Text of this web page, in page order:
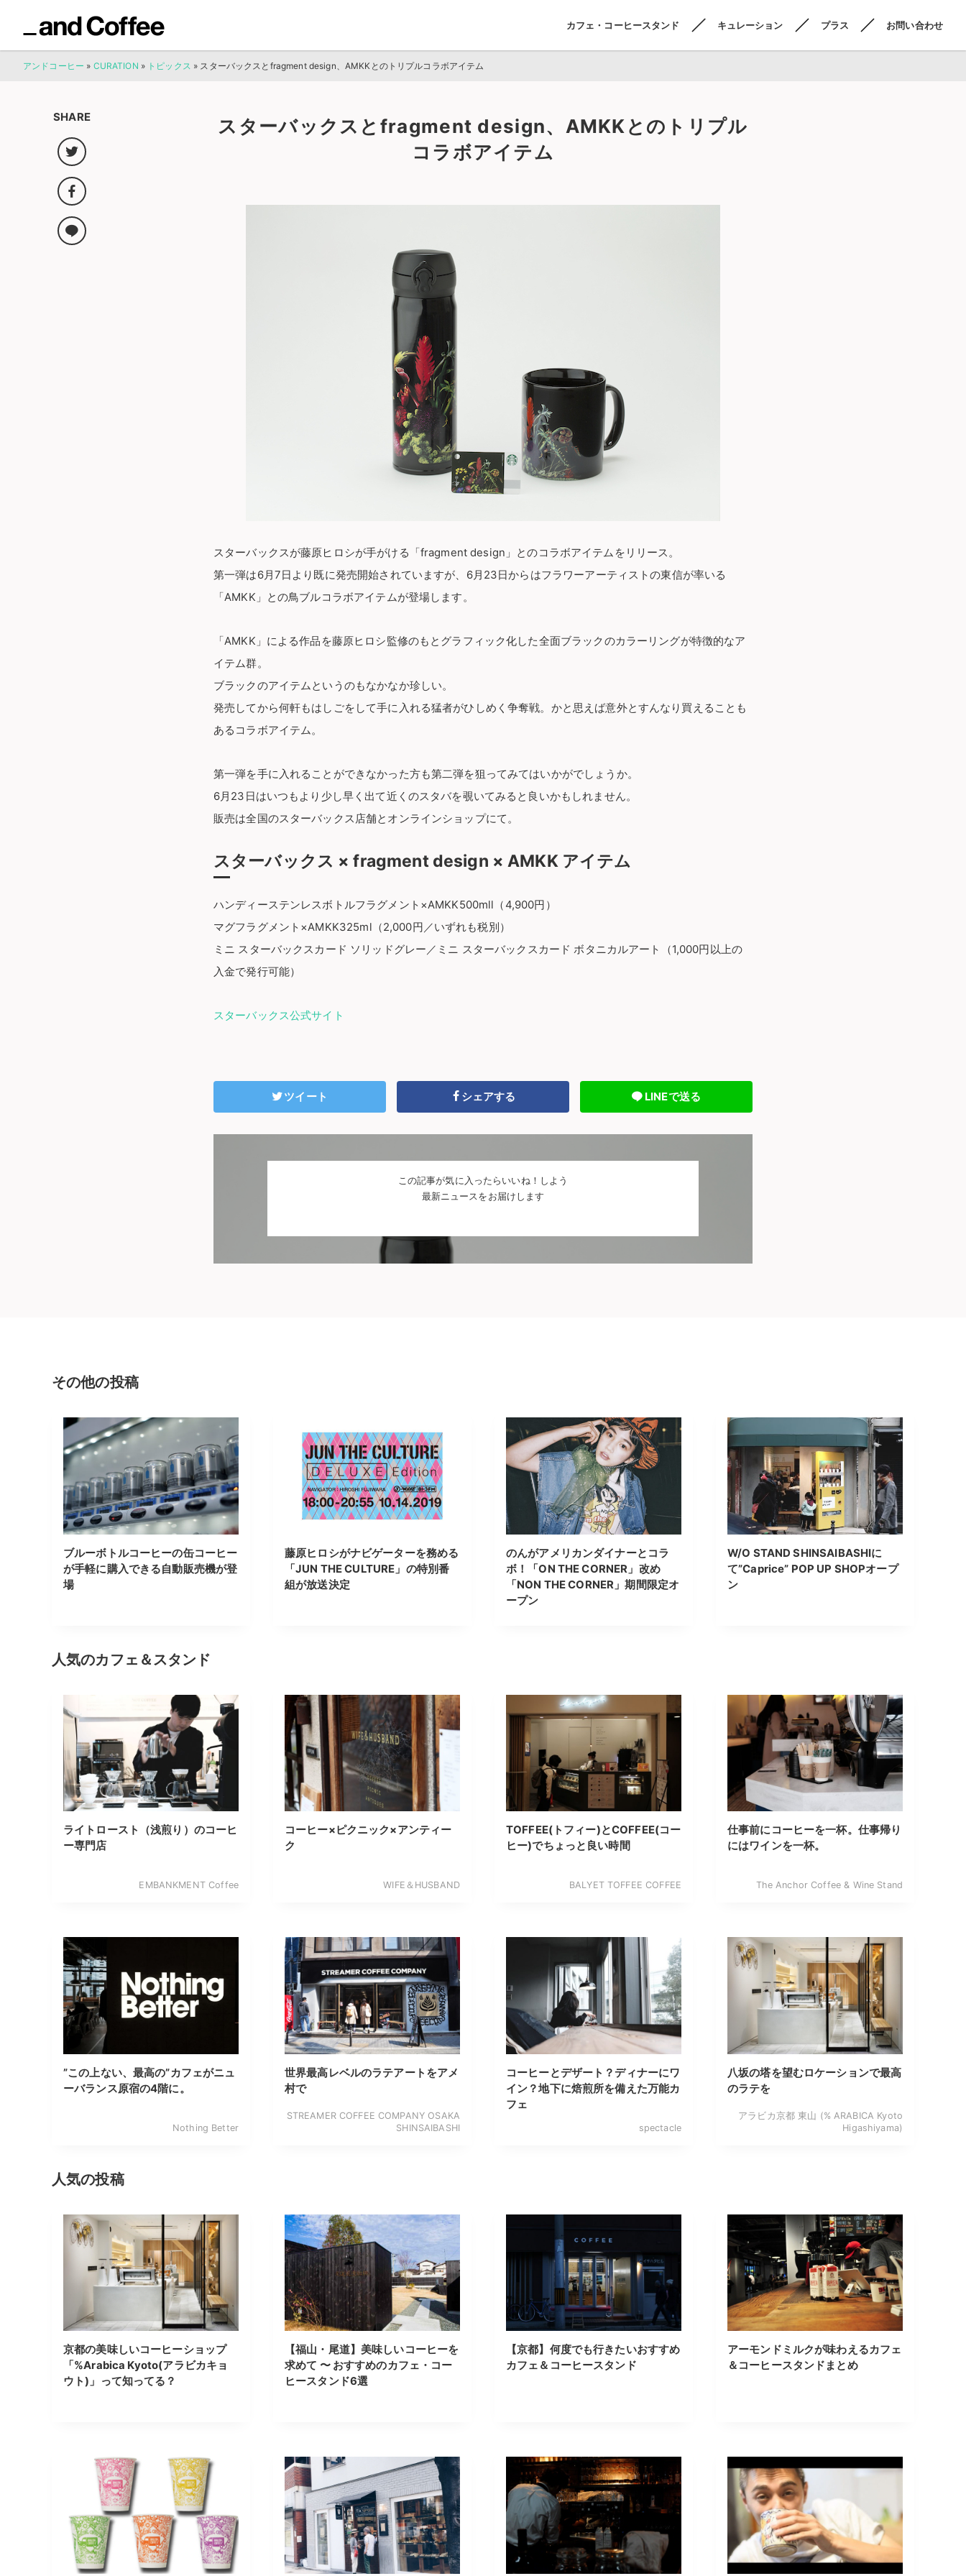
カフェ・コーヒースタンド キュレーション プラス お問い合わせ
アンドコーヒー » CURATION » トピックス » スターバックスとfragment design、AMKKとのトリプルコラボアイテム
スターバックスとfragment design、AMKKとのトリプル
コラボアイテム
SHARE
スターバックスが藤原ヒロシが手がける「fragment design」とのコラボアイテムをリリース。
第一弾は6月7日より既に発売開始されていますが、6月23日からはフラワーアーティストの東信が率いる
「AMKK」との鳥ブルコラボアイテムが登場します。
「AMKK」による作品を藤原ヒロシ監修のもとグラフィック化した全面ブラックのカラーリングが特徴的なア
イテム群。
ブラックのアイテムというのもなかなか珍しい。
発売してから何軒もはしごをして手に入れる猛者がひしめく争奪戦。かと思えば意外とすんなり買えることも
あるコラボアイテム。
第一弾を手に入れることができなかった方も第二弾を狙ってみてはいかがでしょうか。
6月23日はいつもより少し早く出て近くのスタバを覗いてみると良いかもしれません。
販売は全国のスターバックス店舗とオンラインショップにて。
スターバックス × fragment design × AMKK アイテム
ハンディーステンレスボトルフラグメント×AMKK500mll（4,900円）
マグフラグメント×AMKK325ml（2,000円／いずれも税別）
ミニ スターバックスカード ソリッドグレー／ミニ スターバックスカード ボタニカルアート（1,000円以上の
入金で発行可能）
スターバックス公式サイト
ツイート シェアする LINEで送る
この記事が気に入ったらいいね！しよう
最新ニュースをお届けします
その他の投稿
ブルーボトルコーヒーの缶コーヒー
が手軽に購入できる自動販売機が登
場
藤原ヒロシがナビゲーターを務める
「JUN THE CULTURE」の特別番
組が放送決定
のんがアメリカンダイナーとコラ
ボ！「ON THE CORNER」改め
「NON THE CORNER」期間限定オ
ープン
W/O STAND SHINSAIBASHIに
て”Caprice” POP UP SHOPオープ
ン
人気のカフェ＆スタンド
ライトロースト（浅煎り）のコーヒ
ー専門店
EMBANKMENT Coffee
コーヒー×ピクニック×アンティー
ク
WIFE＆HUSBAND
TOFFEE(トフィー)とCOFFEE(コー
ヒー)でちょっと良い時間
BALYET TOFFEE COFFEE
仕事前にコーヒーを一杯。仕事帰り
にはワインを一杯。
The Anchor Coffee & Wine Stand
”この上ない、最高の”カフェがニュ
ーバランス原宿の4階に。
Nothing Better
世界最高レベルのラテアートをアメ
村で
STREAMER COFFEE COMPANY OSAKA
SHINSAIBASHI
コーヒーとデザート？ディナーにワ
イン？地下に焙煎所を備えた万能カ
フェ
spectacle
八坂の塔を望むロケーションで最高
のラテを
アラビカ京都 東山 (% ARABICA Kyoto
Higashiyama)
人気の投稿
京都の美味しいコーヒーショップ
「%Arabica Kyoto(アラビカキョ
ウト)」って知ってる？
【福山・尾道】美味しいコーヒーを
求めて 〜 おすすめのカフェ・コー
ヒースタンド6選
【京都】何度でも行きたいおすすめ
カフェ＆コーヒースタンド
アーモンドミルクが味わえるカフェ
＆コーヒースタンドまとめ